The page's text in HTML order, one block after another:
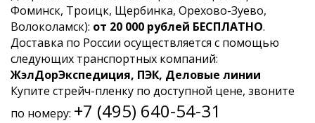
Фоминск, Троицк, Щербинка, Орехово-Зуево,
Волоколамск): от 20 000 рублей БЕСПЛАТНО.
Доставка по России осуществляется с помощью
следующих транспортных компаний:
ЖэлДорЭкспедиция, ПЭК, Деловые линии
Купите стрейч-пленку по доступной цене, звоните
по номеру: +7 (495) 640-54-31